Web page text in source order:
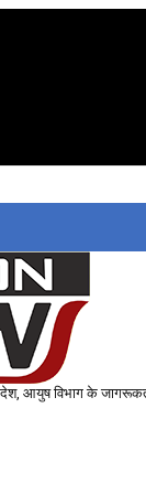
आयुष विभाग के